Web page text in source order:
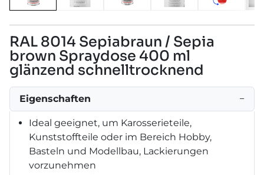
RAL 8014 Sepiabraun / Sepia
brown Spraydose 400 ml
glänzend schnelltrocknend
Eigenschaften −
Ideal geeignet, um Karosserieteile,
Kunststoffteile oder im Bereich Hobby,
Basteln und Modellbau, Lackierungen
vorzunehmen